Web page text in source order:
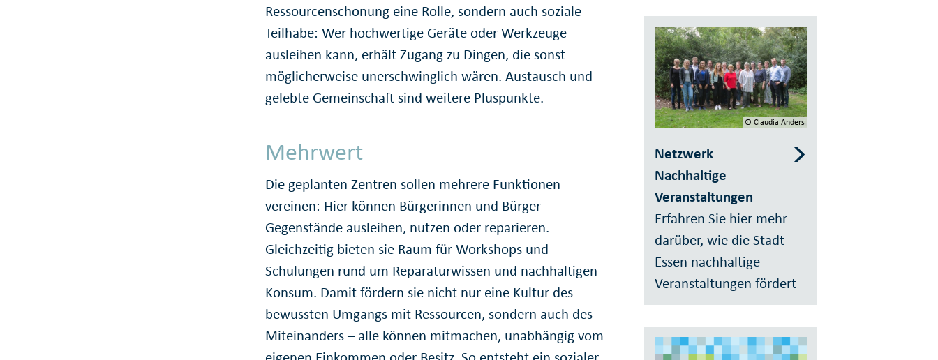
Ressourcenschonung eine Rolle, sondern auch soziale
Teilhabe: Wer hochwertige Geräte oder Werkzeuge
ausleihen kann, erhält Zugang zu Dingen, die sonst
möglicherweise unerschwinglich wären. Austausch und
gelebte Gemeinschaft sind weitere Pluspunkte.
Mehrwert
Die geplanten Zentren sollen mehrere Funktionen
vereinen: Hier können Bürgerinnen und Bürger
Gegenstände ausleihen, nutzen oder reparieren.
Gleichzeitig bieten sie Raum für Workshops und
Schulungen rund um Reparaturwissen und nachhaltigen
Konsum. Damit fördern sie nicht nur eine Kultur des
bewussten Umgangs mit Ressourcen, sondern auch des
Miteinanders – alle können mitmachen, unabhängig vom
© Claudia Anders
Netzwerk
Nachhaltige
Veranstaltungen
Erfahren Sie hier mehr
darüber, wie die Stadt
Essen nachhaltige
Veranstaltungen fördert